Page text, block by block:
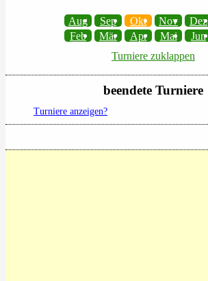
Aug Sep Okt Nov Dez
Feb
Mär Apr Mai Jun
Turniere zuklappen
beendete Turniere
Turniere anzeigen?